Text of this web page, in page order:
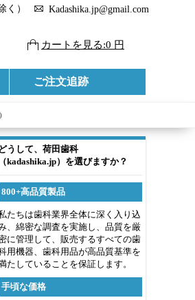
く） Kadashika.jp@gmail.com
カートを見る:0 円
ご注文追跡
どうして、荷田歯科
（kadashika.jp）を選びますか？
800+高品質製品
たちは歯科業界全体に深く入り込
、綿密な調査を実施し、品質を厳
に管理して、販売するすべての歯
用機器、歯科用品が高品質基準を
たしていることを保証します。
手頃な価格